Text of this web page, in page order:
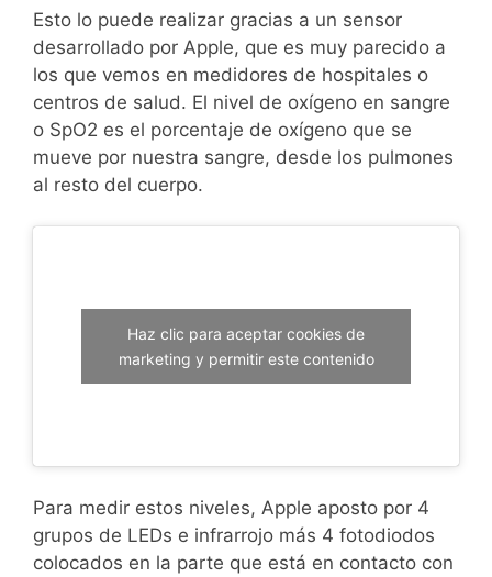
Esto lo puede realizar gracias a un sensor
desarrollado por Apple, que es muy parecido a
los que vemos en medidores de hospitales o
centros de salud. El nivel de oxígeno en sangre
o SpO2 es el porcentaje de oxígeno que se
mueve por nuestra sangre, desde los pulmones
al resto del cuerpo.
Haz clic para aceptar cookies de
marketing y permitir este contenido
Para medir estos niveles, Apple aposto por 4
grupos de LEDs e infrarrojo más 4 fotodiodos
colocados en la parte que está en contacto con